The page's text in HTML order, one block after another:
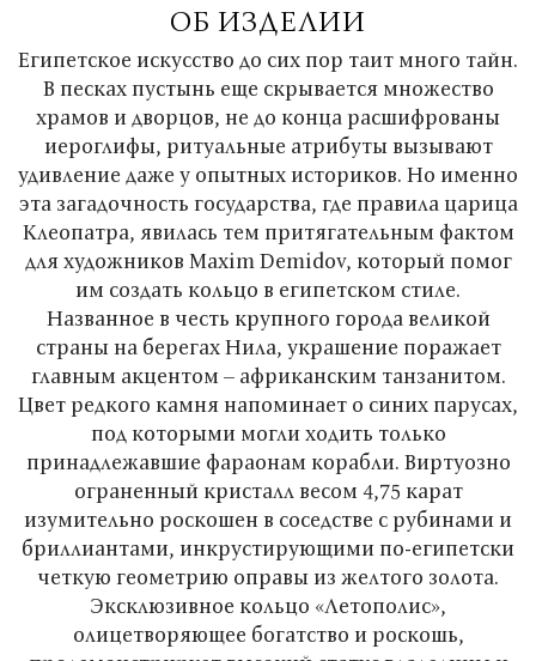
ОБ ИЗДЕЛИИ
Египетское искусство до сих пор таит много тайн.
В песках пустынь еще скрывается множество
храмов и дворцов, не до конца расшифрованы
иероглифы, ритуальные атрибуты вызывают
удивление даже у опытных историков. Но именно
эта загадочность государства, где правила царица
Клеопатра, явилась тем притягательным фактом
для художников Maxim Demidov, который помог
им создать кольцо в египетском стиле.
Названное в честь крупного города великой
страны на берегах Нила, украшение поражает
главным акцентом – африканским танзанитом.
Цвет редкого камня напоминает о синих парусах,
под которыми могли ходить только
принадлежавшие фараонам корабли. Виртуозно
ограненный кристалл весом 4,75 карат
изумительно роскошен в соседстве с рубинами и
бриллиантами, инкрустирующими по-египетски
четкую геометрию оправы из желтого золота.
Эксклюзивное кольцо «Летополис»,
олицетворяющее богатство и роскошь,